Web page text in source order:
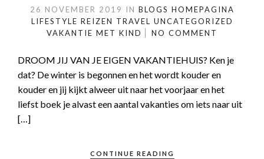
26 NOVEMBER 2019 IN BLOGS HOMEPAGINA
LIFESTYLE REIZEN TRAVEL UNCATEGORIZED
VAKANTIE MET KIND
NO COMMENT
DROOM JIJ VAN JE EIGEN VAKANTIEHUIS? Ken je
dat? De winter is begonnen en het wordt kouder en
kouder en jij kijkt alweer uit naar het voorjaar en het
liefst boek je alvast een aantal vakanties om iets naar uit
[…]
CONTINUE READING